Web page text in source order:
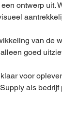
ontwerp uit.
van de
goed
voor
als